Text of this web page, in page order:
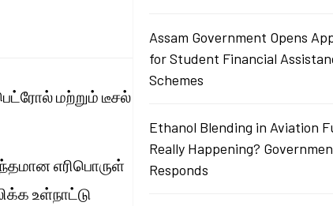
மற்றும் டீசல்
எரிபொருள்
உள்நாட்டு
Assam Government Opens
for Student Financial
Schemes
Ethanol Blending in Aviation
Really Happening?
Responds